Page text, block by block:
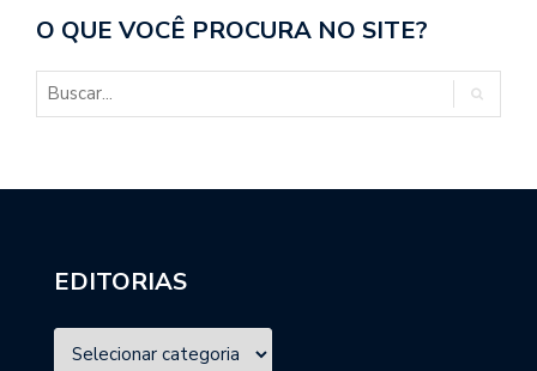
O QUE VOCÊ PROCURA NO SITE?
EDITORIAS